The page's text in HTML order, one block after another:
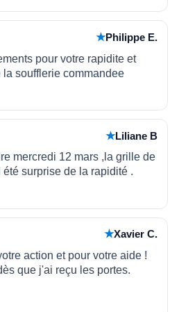
★Philippe E.
pour votre rapidite et
soufflerie commandee
★Liliane B
mercredi 12 mars ,la grille de
surprise de la rapidité .
★Xavier C.
action et pour votre aide !
que j'ai reçu les portes.